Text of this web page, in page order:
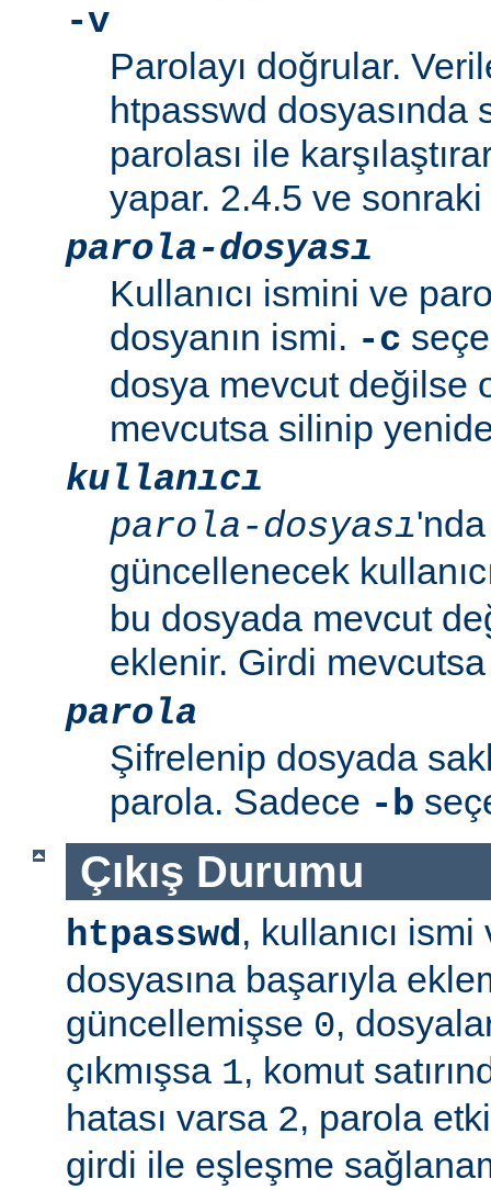
-v
Parolayı doğrular.
htpasswd dosyasında
parolası ile
yapar. 2.4.5 ve
parola-dosyası
Kullanıcı ismini ve
dosyanın ismi. -c
dosya mevcut değilse
mevcutsa silinip
kullanıcı
parola-dosyası
güncellenecek
bu dosyada mevcut
eklenir. Girdi
parola
Şifrelenip dosyada
parola. Sadece -b
Çıkış Durumu
htpasswd, kullanıcı
dosyasına başarıyla
güncellemişse 0,
çıkmışsa 1, komut
hatası varsa 2, parola
girdi ile eşleşme